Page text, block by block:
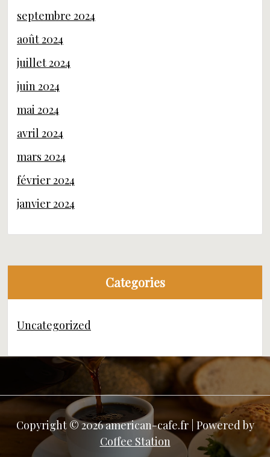
septembre 2024
août 2024
juillet 2024
juin 2024
mai 2024
avril 2024
mars 2024
février 2024
janvier 2024
Categories
Uncategorized
Copyright © 2026 american-cafe.fr | Powered by
Coffee Station